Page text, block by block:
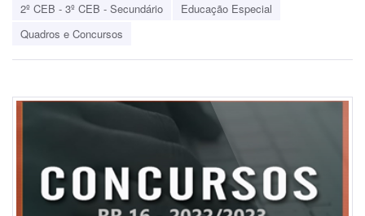
2º CEB - 3º CEB - Secundário
Educação Especial
Quadros e Concursos